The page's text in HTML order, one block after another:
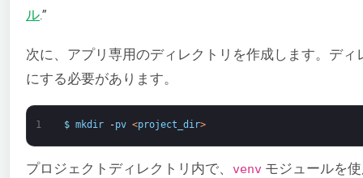
ル.”
次に、アプリ専用のディレクトリを作成します。デ
にする必要があります。
1 $ mkdir -pv <project_dir>
プロジェクトディレクトリ内で、 venv モジュールを